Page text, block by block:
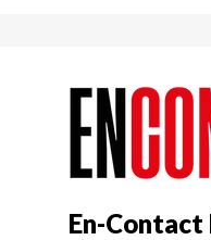
En-Contact